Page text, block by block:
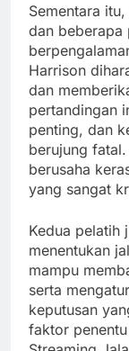
Sementara
dan beberapa
Harrison
dan
pertandingan
penting, dan
berujung
berusaha
yang sangat
Kedua pelatih
menentukan
mampu
serta
keputusan
faktor